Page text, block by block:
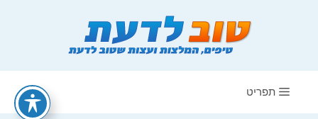
תפריט